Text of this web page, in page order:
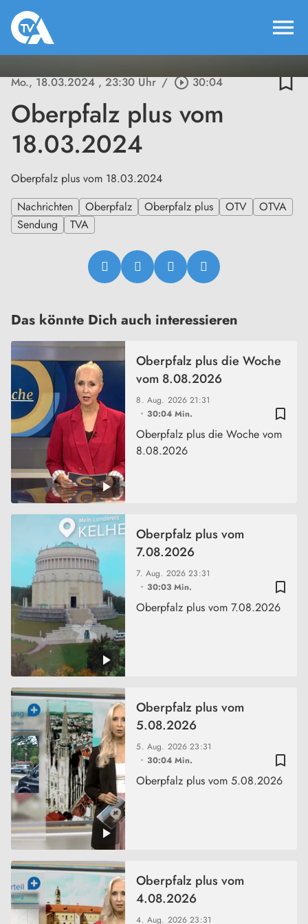
menu
Mo., 18.03.2024, 23:30 Uhr / play_circle_outline30:04 bookmark_border
Oberpfalz plus vom
18.03.2024
Oberpfalz plus vom 18.03.2024
Nachrichten
Oberpfalz Oberpfalz plus OTV
OTVA
Sendung
TVA
Das könnte Dich auch interessieren
bookmark_border
8. Aug. 202621:31
30:04 Min.
Oberpfalz plus die Woche
vom 8.08.2026
Oberpfalz plus die Woche vom
8.08.2026
bookmark_border
7. Aug. 202623:31
30:03 Min.
Oberpfalz plus vom
7.08.2026
Oberpfalz plus vom 7.08.2026
bookmark_border
5. Aug. 202623:31
30:04 Min.
Oberpfalz plus vom
5.08.2026
Oberpfalz plus vom 5.08.2026
4. Aug. 202623:31
Oberpfalz plus vom
4.08.2026